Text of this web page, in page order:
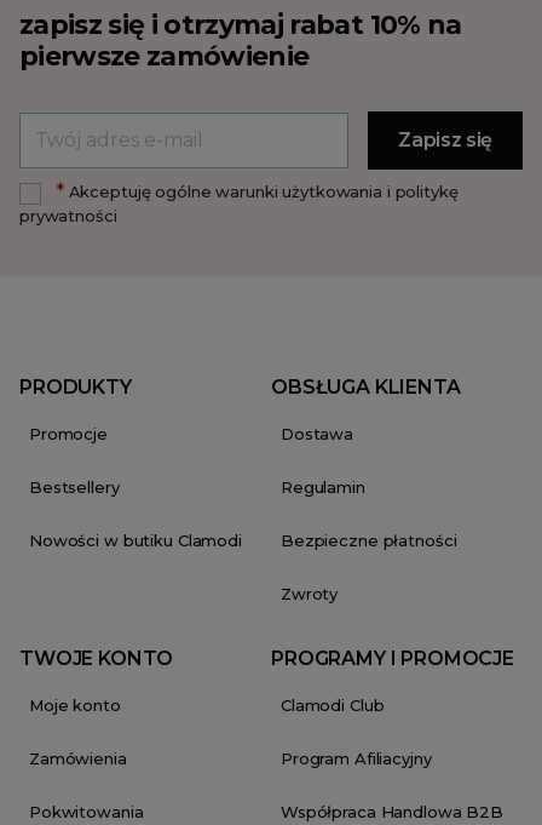
zapisz się i otrzymaj rabat 10% na
pierwsze zamówienie
*Akceptuję ogólne warunki użytkowania i politykę
prywatności
PRODUKTY
Promocje
Bestsellery
Nowości w butiku Clamodi
OBSŁUGA KLIENTA
Dostawa
Regulamin
Bezpieczne płatności
Zwroty
TWOJE KONTO
Moje konto
Zamówienia
Pokwitowania
PROGRAMY I PROMOCJE
Clamodi Club
Program Afiliacyjny
Współpraca Handlowa B2B